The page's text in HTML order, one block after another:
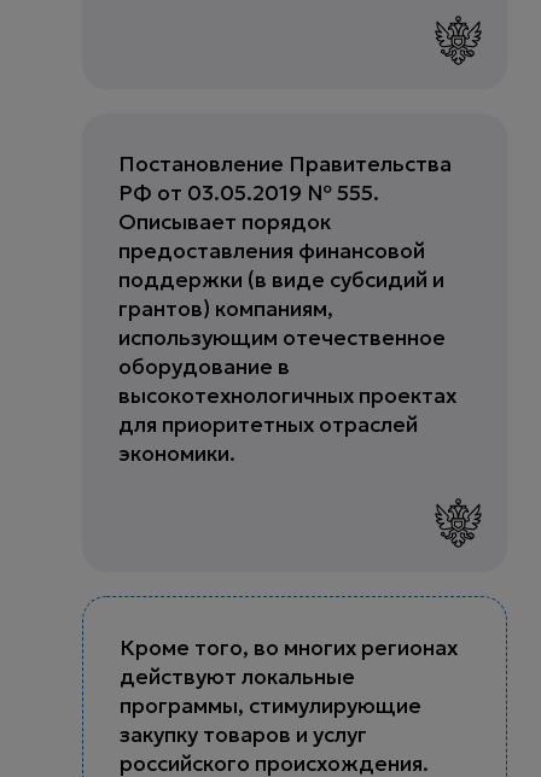
Постановление Правительства
РФ от 03.05.2019 № 555.
Описывает порядок
предоставления финансовой
поддержки (в виде субсидий и
грантов) компаниям,
использующим отечественное
оборудование в
высокотехнологичных проектах
для приоритетных отраслей
экономики.
Кроме того, во многих регионах
действуют локальные
программы, стимулирующие
закупку товаров и услуг
российского происхождения.